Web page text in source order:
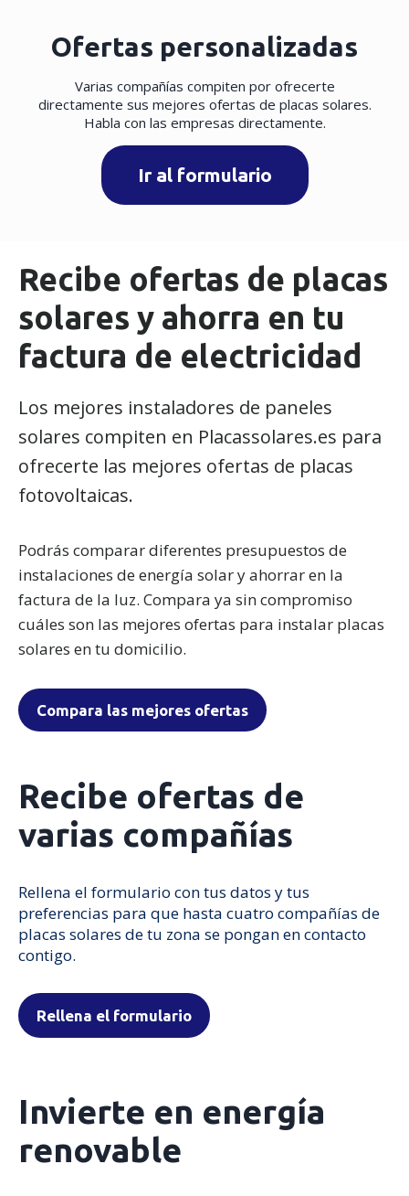
Ofertas personalizadas
Varias compañías compiten por ofrecerte
directamente sus mejores ofertas de placas solares.
Habla con las empresas directamente.
Ir al formulario
Recibe ofertas de placas
solares y ahorra en tu
factura de electricidad
Los mejores instaladores de paneles
solares compiten en Placassolares.es para
ofrecerte las mejores ofertas de placas
fotovoltaicas.
Podrás comparar diferentes presupuestos de
instalaciones de energía solar y ahorrar en la
factura de la luz. Compara ya sin compromiso
cuáles son las mejores ofertas para instalar placas
solares en tu domicilio.
Compara las mejores ofertas
Recibe ofertas de
varias compañías
Rellena el formulario con tus datos y tus
preferencias para que hasta cuatro compañías de
placas solares de tu zona se pongan en contacto
contigo.
Rellena el formulario
Invierte en energía
renovable